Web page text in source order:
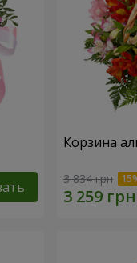
Корзина
3 834 грн